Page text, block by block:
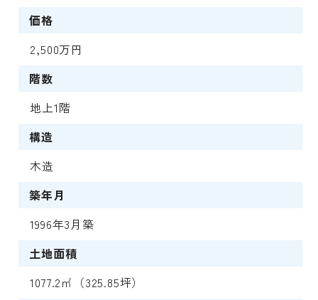
価格
2,500万円
階数
地上1階
構造
木造
築年月
1996年3月築
土地面積
1077.2㎡（325.85坪）